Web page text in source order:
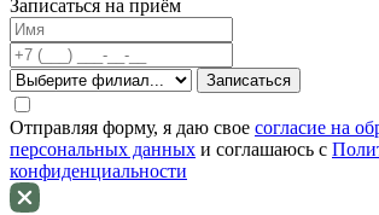
Записаться на приём
Отправляя форму, я даю свое согласие на
персональных данных и соглашаюсь c
конфиденциальности